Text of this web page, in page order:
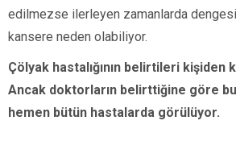
edilmezse ilerleyen zamanlarda
kansere neden olabiliyor.
Çölyak hastalığının belirtileri kişiden
Ancak doktorların belirttiğine göre
hemen bütün hastalarda görülüyor.